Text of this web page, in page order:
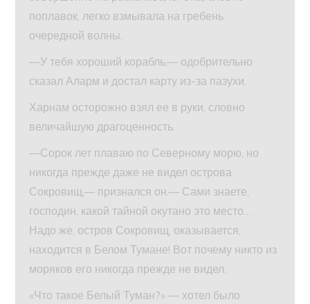
поплавок, легко взмывала на гребень
очередной волны.
—У тебя хороший корабль,— одобрительно
сказал Аларм и достал карту из-за пазухи.
Харнам осторожно взял ее в руки, словно
величайшую драгоценность.
—Сорок лет плаваю по Северному морю, но
никогда прежде даже не видел острова
Сокровищ,— признался он.— Сами знаете,
господин, какой тайной окутано это место…
Надо же, остров Сокровищ, оказывается,
находится в Белом Тумане! Вот почему никто из
моряков его никогда прежде не видел.
«Что такое Белый Туман?» — хотел было